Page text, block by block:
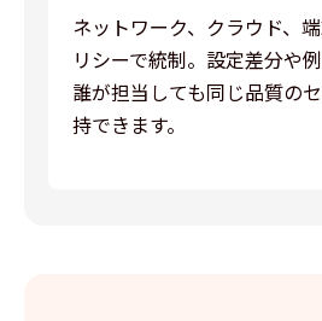
ネットワーク、クラウド、
リシーで統制。設定差分や
誰が担当しても同じ品質の
持できます。